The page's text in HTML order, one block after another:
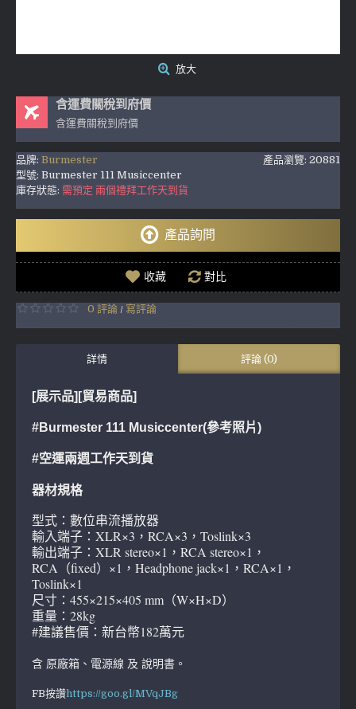
放大
含運費關稅到府價
含運費關稅到府價
產品瀏覽: 20881
品牌: Burmester
型號: Burmester 111 Musiccenter
庫存狀態: 需預定 兩個禮拜工作天到貨
產品詢問
收藏 對比
0 評論 / 寫評論
詳情 評論 (0)
[展示品][貿易商品]
#Burmester 111 Musiccenter(參考照片)
#空運兩週工作天到貨
器材規格
型式：數位串流播放器
輸入端子：XLR×3，RCA×3，Toslink×3
輸出端子：XLR stereo×1，RCA stereo×1，
RCA（fixed）×1，Headphone jack×1，RCA×1，
Toslink×1
尺寸：455×215×405 mm（W×H×D）
重量：28kg
#建議售價：新台幣182萬元
含 原廠箱、電源線 及 說明書。
FB按讚https://goo.gl/MVqJBg